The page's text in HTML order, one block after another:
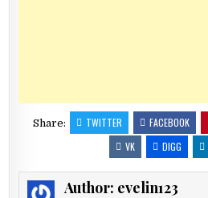
Share: TWITTER FACEBOOK
VK
DIGG
Author: evelin123